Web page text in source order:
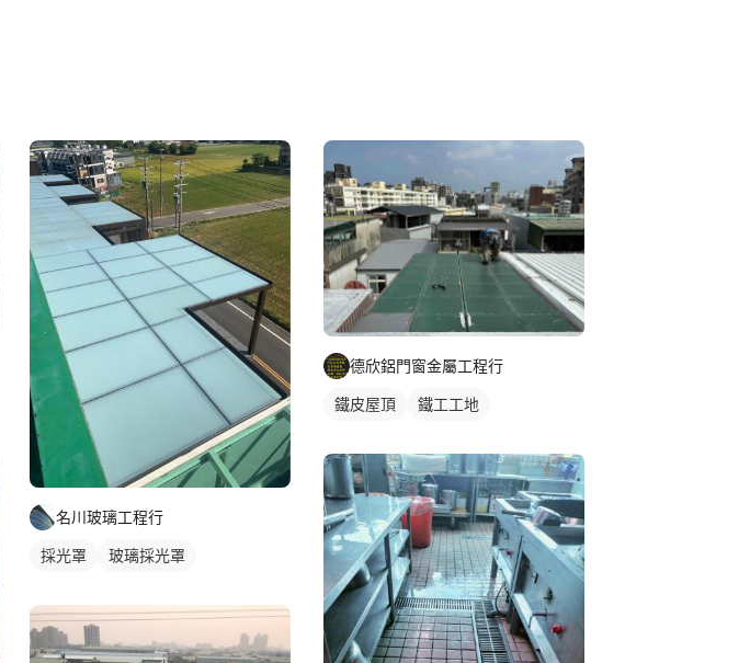
名川玻璃工程行
採光罩 玻璃採光罩
德欣鋁門窗金屬工程行
鐵皮屋頂 鐵工工地